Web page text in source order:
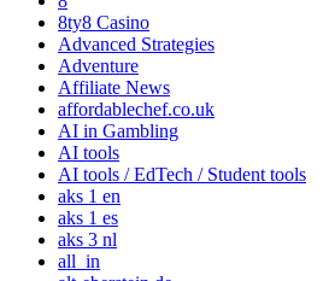
8ty8 Casino
Advanced Strategies
Adventure
Affiliate News
affordablechef.co.uk
AI in Gambling
AI tools
AI tools / EdTech / Student tools
aks 1 en
aks 1 es
aks 3 nl
all_in